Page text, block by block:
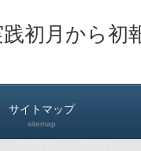
初月から初
サイトマップ
sitemap